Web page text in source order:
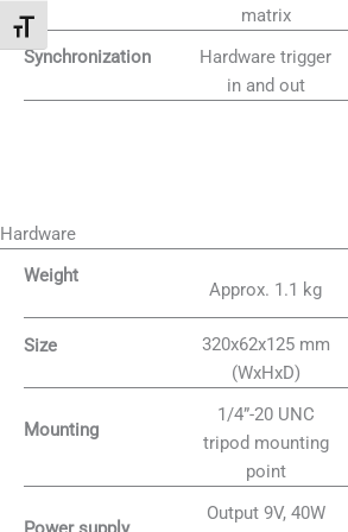
Schrift vergrößern
matrix
Synchronization
Hardware trigger
in and out
Hardware
Weight
Approx. 1.1 kg
Size
320x62x125 mm
(WxHxD)
Mounting
1/4”-20 UNC
tripod mounting
point
Output 9V, 40W